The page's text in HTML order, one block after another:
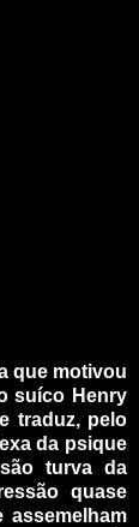
que motivou
suíco Henry
traduz, pelo
da psique
turva da
quase
assemelham